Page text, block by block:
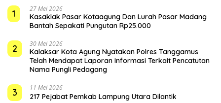
1
27 Mei 2026
Kasaklak Pasar Kotaagung Dan Lurah Pasar Madang
Bantah Sepakati Pungutan Rp25.000
2 30 Mei 2026
Kalaksar Kota Agung Nyatakan Polres Tanggamus
Telah Mendapat Laporan Informasi Terkait Pencatutan
Nama Pungli Pedagang
3 11 Mei 2026
217 Pejabat Pemkab Lampung Utara Dilantik